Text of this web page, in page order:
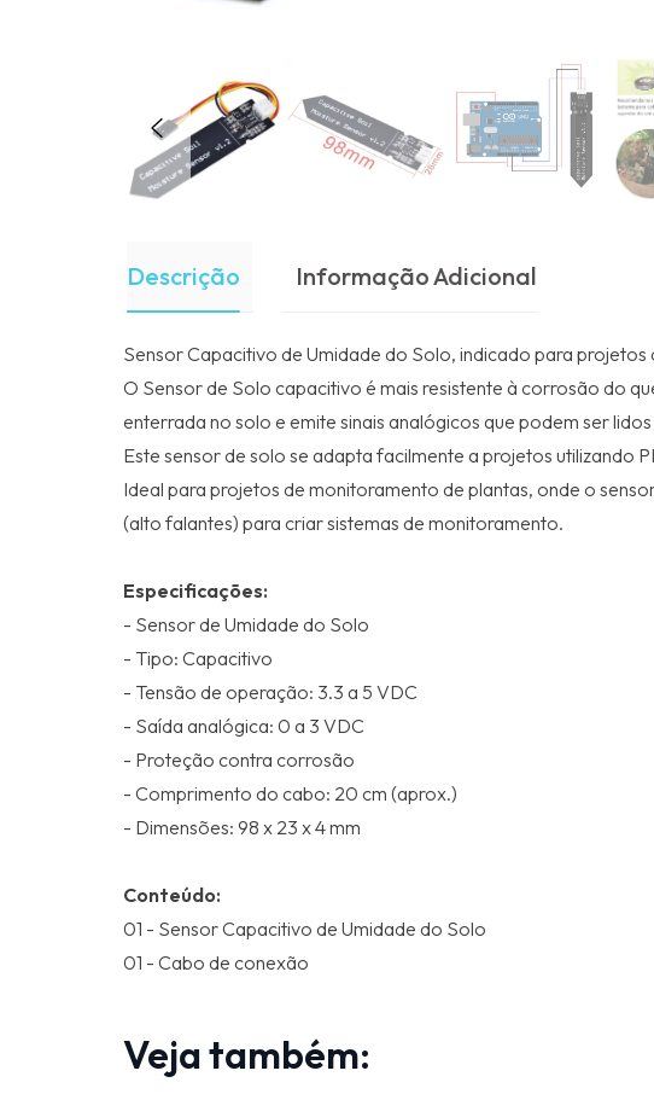
Descrição Informação Adicional
Sensor Capacitivo de Umidade do Solo, indicado para
O Sensor de Solo capacitivo é mais resistente à corrosão do
enterrada no solo e emite sinais analógicos que podem ser
Este sensor de solo se adapta facilmente a projetos utilizando
Ideal para projetos de monitoramento de plantas, onde o
(alto falantes) para criar sistemas de monitoramento.
Especificações:
- Sensor de Umidade do Solo
- Tipo: Capacitivo
- Tensão de operação: 3.3 a 5 VDC
- Saída analógica: 0 a 3 VDC
- Proteção contra corrosão
- Comprimento do cabo: 20 cm (aprox.)
- Dimensões: 98 x 23 x 4 mm
Conteúdo:
01 - Sensor Capacitivo de Umidade do Solo
01 - Cabo de conexão
Veja também: